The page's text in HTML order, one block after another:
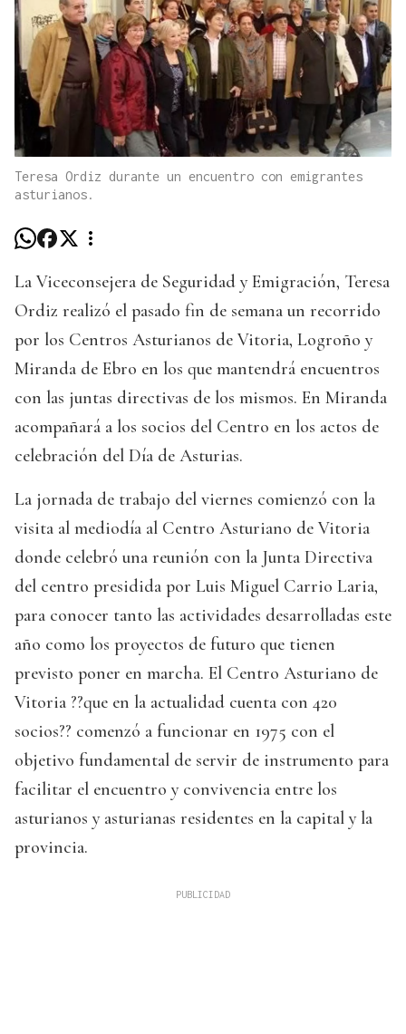
Teresa Ordiz durante un encuentro con emigrantes
asturianos.
La Viceconsejera de Seguridad y Emigración, Teresa
Ordiz realizó el pasado fin de semana un recorrido
por los Centros Asturianos de Vitoria, Logroño y
Miranda de Ebro en los que mantendrá encuentros
con las juntas directivas de los mismos. En Miranda
acompañará a los socios del Centro en los actos de
celebración del Día de Asturias.
La jornada de trabajo del viernes comienzó con la
visita al mediodía al Centro Asturiano de Vitoria
donde celebró una reunión con la Junta Directiva
del centro presidida por Luis Miguel Carrio Laria,
para conocer tanto las actividades desarrolladas este
año como los proyectos de futuro que tienen
previsto poner en marcha. El Centro Asturiano de
Vitoria ??que en la actualidad cuenta con 420
socios?? comenzó a funcionar en 1975 con el
objetivo fundamental de servir de instrumento para
facilitar el encuentro y convivencia entre los
asturianos y asturianas residentes en la capital y la
provincia.